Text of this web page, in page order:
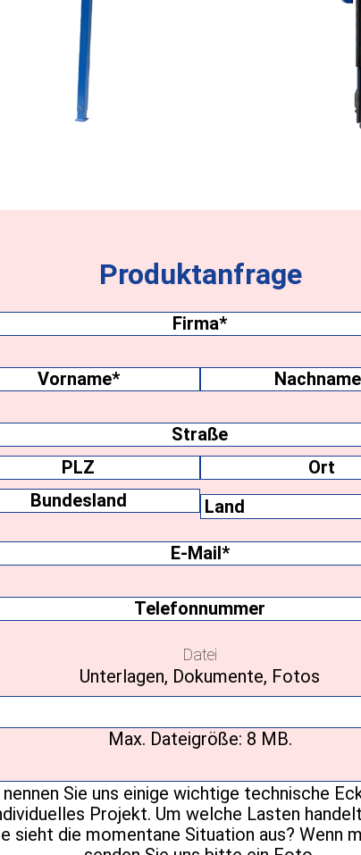
Produktanfrage
Firma(erforderlich)
(erforderlich)
Ort
E-
Telefonnummer
Datei
Unterlagen, Dokumente, Fotos
Max. Dateigröße: 8 MB.
Ihre
Nachricht(erforderlich)